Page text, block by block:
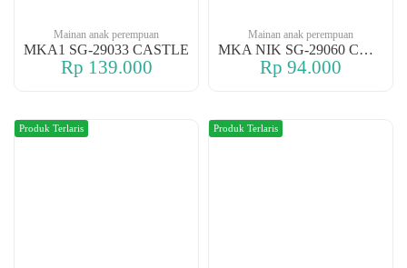
Mainan anak perempuan
MKA1 SG-29033 CASTLE
Rp 139.000
Mainan anak perempuan
MKA NIK SG-29060 CASTLE
Rp 94.000
Produk Terlaris Produk Terlaris